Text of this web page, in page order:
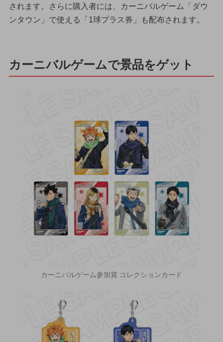
されます。さらに購入者には、カーニバルゲーム「ダウ
ンタウン」で使える「1球プラス券」も配布されます。
カーニバルゲームで景品をゲット
カーニバルゲーム参加賞 コレクションカード